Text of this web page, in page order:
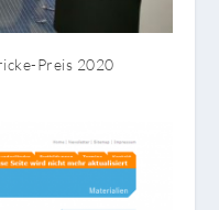
Preis 2020